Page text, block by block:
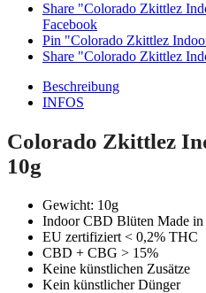
Share "Colorado Zkittlez
Facebook
Pin "Colorado Zkittlez
Share "Colorado Zkittlez
Beschreibung
INFOS
Colorado Zkittlez
10g
Gewicht: 10g
Indoor CBD Blüten Made in
EU zertifiziert < 0,2% THC
CBD + CBG > 15%
Keine künstlichen Zusätze
Kein künstlicher Dünger